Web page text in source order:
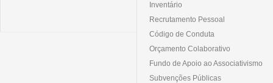
Inventário
Recrutamento Pessoal
Código de Conduta
Orçamento Colaborativo
Fundo de Apoio ao Associativismo
Subvenções Públicas